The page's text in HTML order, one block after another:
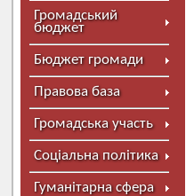
Громадський
бюджет
Бюджет громади
Правова база
Громадська участь
Соціальна політика
Гуманітарна сфера